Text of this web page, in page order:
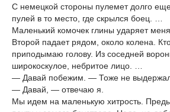
С немецкой стороны пулемет долго
пулей в то место, где скрылся боец. …
Маленький комочек глины ударяет
Второй падает рядом, около колена.
приподымаю голову. Из соседней
широкоскулое, небритое лицо. …
— Давай побежим. — Тоже не
— Давай, — отвечаю я.
Мы идем на маленькую хитрость.